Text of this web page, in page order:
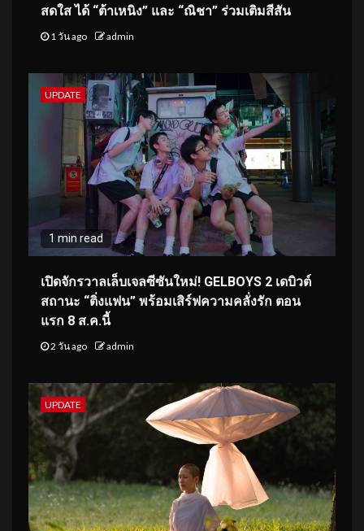
สดใส ได้ “ต้าเหนิง” และ “ณิชา” ร่วมเติมสีสัน
1 วัน ago admin
UPDATE
1 min read
เปิดจักรวาลเล็บเจลซีซันใหม่! GELBOYS 2 เดบิวต์
สถานะ “ติ่งแฟน” พร้อมเสิร์ฟความคลั่งรัก ตอน
แรก 8 ส.ค.นี้
2 วัน ago admin
UPDATE